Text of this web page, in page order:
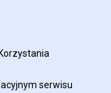
serwisu